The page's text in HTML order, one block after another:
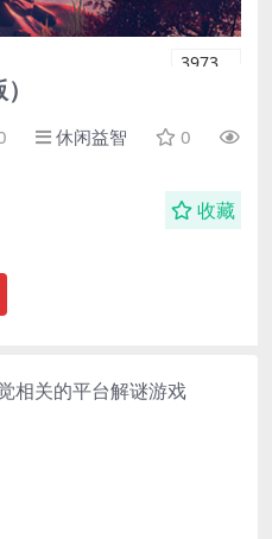
3973
休闲益智
0
收藏
相关的平台解谜游戏